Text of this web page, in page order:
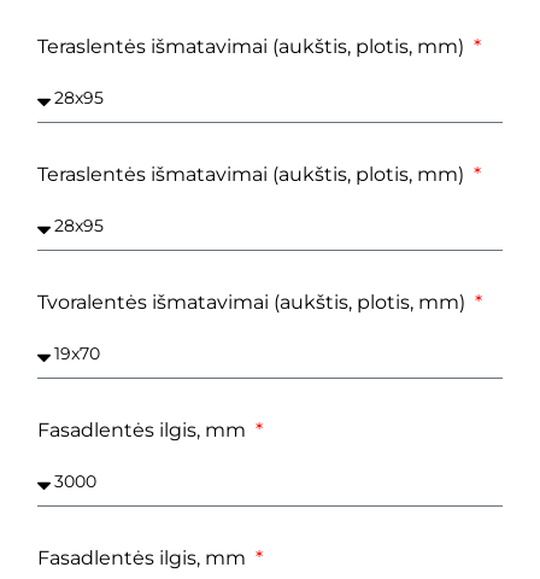
Teraslentės išmatavimai (aukštis, plotis, mm)
Teraslentės išmatavimai (aukštis, plotis, mm)
Tvoralentės išmatavimai (aukštis, plotis, mm)
Fasadlentės ilgis, mm
Fasadlentės ilgis, mm